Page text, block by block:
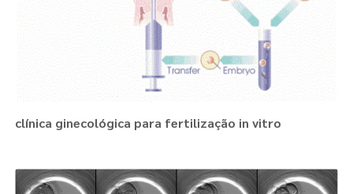
clínica ginecológica para fertilização in vitro